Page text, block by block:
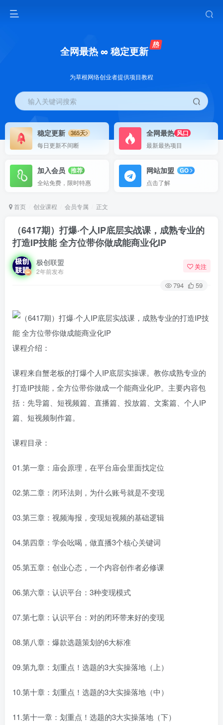
全网最热 ∞ 稳定更新
为草根网络创业者提供项目教程
输入关键词搜索
稳定更新
365天
每日更新不间断
全网最热 风口
最新最热项目
加入会员
推荐
全站免费，限时特惠
网站加盟
GO
点击了解
首页 创业课程 会员专属 正文
（6417期）打爆·个人IP底层实战课，成熟专业的
打造IP技能 全方位带你做成能商业化IP
极创联盟
2年前发布
关注
794 59
课程介绍：
课程来自蟹老板的打爆个人IP底层实操课。教你成熟专业的
打造IP技能，全方位带你做成一个能商业化IP。主要内容包
括：先导篇、短视频篇、直播篇、投放篇、文案篇、个人IP
篇、短视频制作篇。
课程目录：
01.第一章：庙会原理，在平台庙会里面找定位
02.第二章：闭环法则，为什么账号就是不变现
03.第三章：视频海报，变现短视频的基础逻辑
04.第四章：学会吆喝，做直播3个核心关键词
05.第五章：创业心态，一个内容创作者必修课
06.第六章：认识平台：3种变现模式
07.第七章：认识平台：对的闭环带来好的变现
08.第八章：爆款选题策划的6大标准
09.第九章：划重点！选题的3大实操落地（上）
10.第十章：划重点！选题的3大实操落地（中）
11.第十一章：划重点！选题的3大实操落地（下）